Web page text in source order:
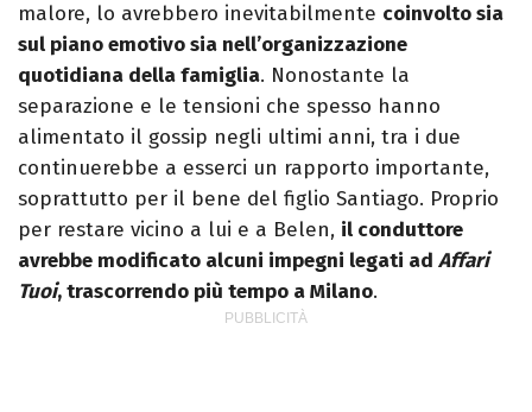
malore, lo avrebbero inevitabilmente coinvolto sia
sul piano emotivo sia nell’organizzazione
quotidiana della famiglia. Nonostante la
separazione e le tensioni che spesso hanno
alimentato il gossip negli ultimi anni, tra i due
continuerebbe a esserci un rapporto importante,
soprattutto per il bene del figlio Santiago. Proprio
per restare vicino a lui e a Belen, il conduttore
avrebbe modificato alcuni impegni legati ad Affari
Tuoi, trascorrendo più tempo a Milano.